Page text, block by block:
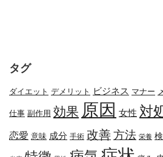
タグ
ダイエット デメリット ビジネス マナー
仕事 副作用 効果 原因 女性 対
恋愛 意味 成分 手術 改善方法 栄養